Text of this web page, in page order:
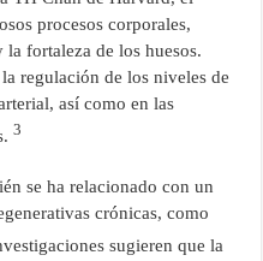
procesos corporales,
fortaleza de los huesos.
regulación de los niveles de
así como en las
3
se ha relacionado con un
crónicas, como
sugieren que la